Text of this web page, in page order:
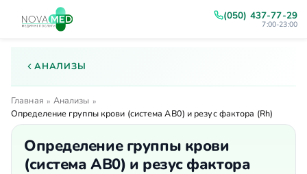
(050) 437-77-29
7:00-23:00
АНАЛИЗЫ
Главная » Анализы »
Определение группы крови (система AB0) и резус фактора (Rh)
Определение группы крови
(система AB0) и резус фактора